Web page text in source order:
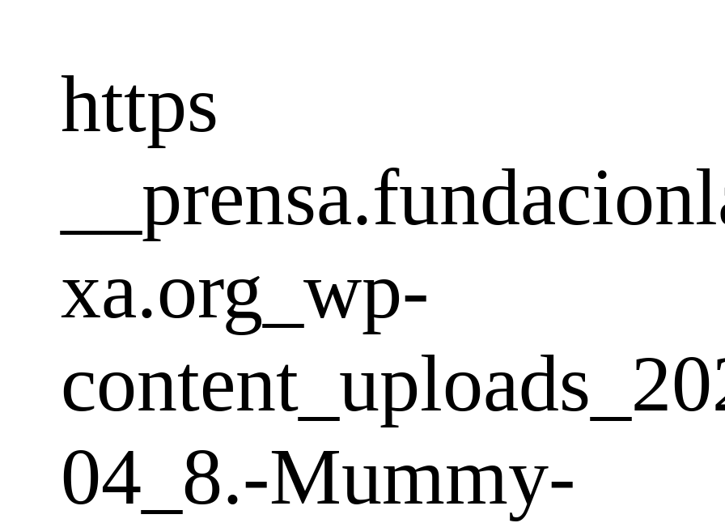
https
xa.org_wp-
04_8.-Mummy-